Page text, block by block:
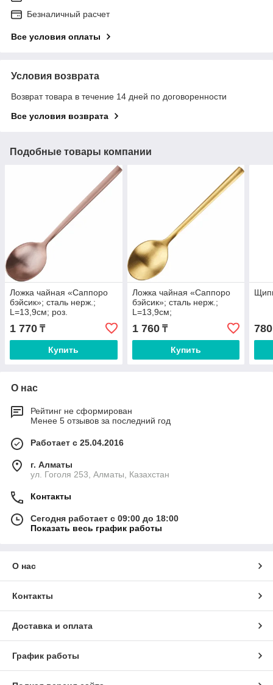
Безналичный расчет
Все условия оплаты
Условия возврата
Возврат товара в течение 14 дней по договоренности
Все условия возврата
Подобные товары компании
Ложка чайная «Саппоро
бэйсик»; сталь нерж.;
L=13,9см; роз.
золото,матовый
1 770 ₸
Купить
Ложка чайная «Саппоро
бэйсик»; сталь нерж.;
L=13,9см;
золотой,матовый
1 760₸
Купить
780
О нас
Рейтинг не сформирован
Менее 5 отзывов за последний год
Работает с 25.04.2016
г. Алматы
ул. Гоголя 253, Алматы, Казахстан
Контакты
Сегодня работает с 09:00 до 18:00
Показать весь график работы
О нас
Контакты
Доставка и оплата
График работы